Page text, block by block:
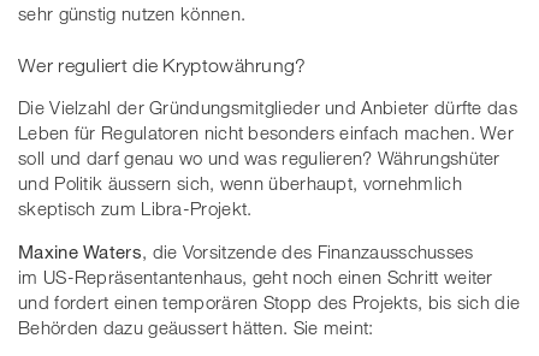
sehr günstig nutzen können.
Wer reguliert die Kryptowährung?
Die Vielzahl der Gründungsmitglieder und Anbieter dürfte das
Leben für Regulatoren nicht besonders einfach machen. Wer
soll und darf genau wo und was regulieren? Währungshüter
und Politik äussern sich, wenn überhaupt, vornehmlich
skeptisch zum Libra-Projekt.
Maxine Waters, die Vorsitzende des Finanzausschusses
im US-Repräsentantenhaus, geht noch einen Schritt weiter
und fordert einen temporären Stopp des Projekts, bis sich die
Behörden dazu geäussert hätten. Sie meint: